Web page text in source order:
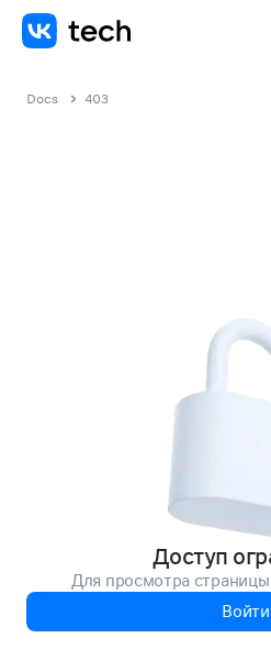
Docs 403
Доступ
Для просмотра
Войти